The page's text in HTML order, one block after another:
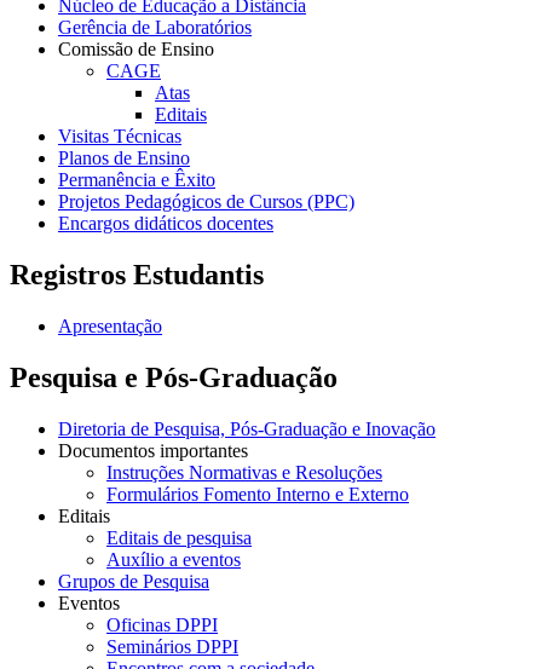
Núcleo de Educação a Distância
Gerência de Laboratórios
Comissão de Ensino
CAGE
Atas
Editais
Visitas Técnicas
Planos de Ensino
Permanência e Êxito
Projetos Pedagógicos de Cursos (PPC)
Encargos didáticos docentes
Registros Estudantis
Apresentação
Pesquisa e Pós-Graduação
Diretoria de Pesquisa, Pós-Graduação e Inovação
Documentos importantes
Instruções Normativas e Resoluções
Formulários Fomento Interno e Externo
Editais
Editais de pesquisa
Auxílio a eventos
Grupos de Pesquisa
Eventos
Oficinas DPPI
Seminários DPPI